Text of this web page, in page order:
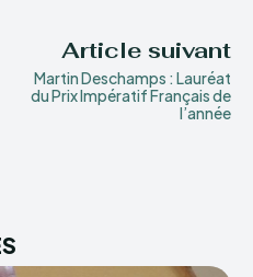
Article suivant
Martin Deschamps : Lauréat
du Prix Impératif Français de
l’année